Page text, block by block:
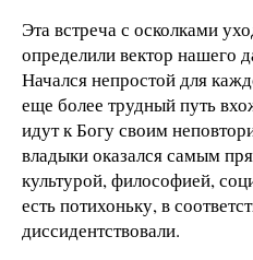
Эта встреча с осколками
определили вектор нашего
Начался непростой для
еще более трудный путь
идут к Богу своим
владыки оказался самым
культурой, философией,
есть потихоньку, в
диссидентствовали.